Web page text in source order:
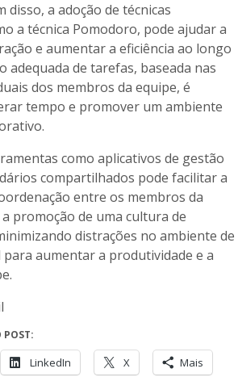
disso, a adoção de técnicas
a técnica Pomodoro, pode ajudar a
e aumentar a eficiência ao longo
adequada de tarefas, baseada nas
dos membros da equipe, é
tempo e promover um ambiente
como aplicativos de gestão
compartilhados pode facilitar a
entre os membros da
promoção de uma cultura de
distrações no ambiente de
aumentar a produtividade e a
POST:
LinkedIn X Mais